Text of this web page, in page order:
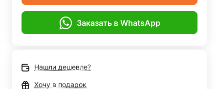
Заказать в WhatsApp
Нашли дешевле?
Хочу в подарок